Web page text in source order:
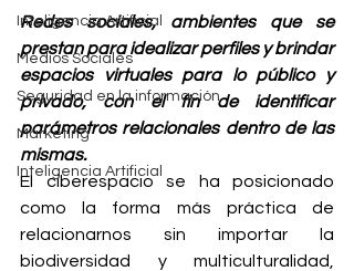
Inteligencia Artificial
Medios Sociales
Seguridad en la información
Marketing
Inteligencia Artificial
Redes sociales, ambientes que se
prestan para idealizar perfiles y brindar
espacios virtuales para lo público y
privado, con el fin de identificar
parámetros relacionales dentro de las
mismas.
El ciberespacio se ha posicionado
como la forma más práctica de
relacionarnos sin importar la
biodiversidad y multiculturalidad,